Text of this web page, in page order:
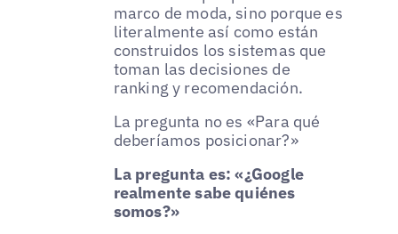
marco de moda, sino porque es
literalmente así como están
construidos los sistemas que
toman las decisiones de
ranking y recomendación.
La pregunta no es «Para qué
deberíamos posicionar?»
La pregunta es: «¿Google
realmente sabe quiénes
somos?»